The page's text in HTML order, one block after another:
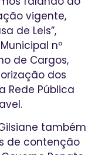
vigente,
de Leis”,
nº
de Cargos,
dos
Rede Pública
também
de contenção